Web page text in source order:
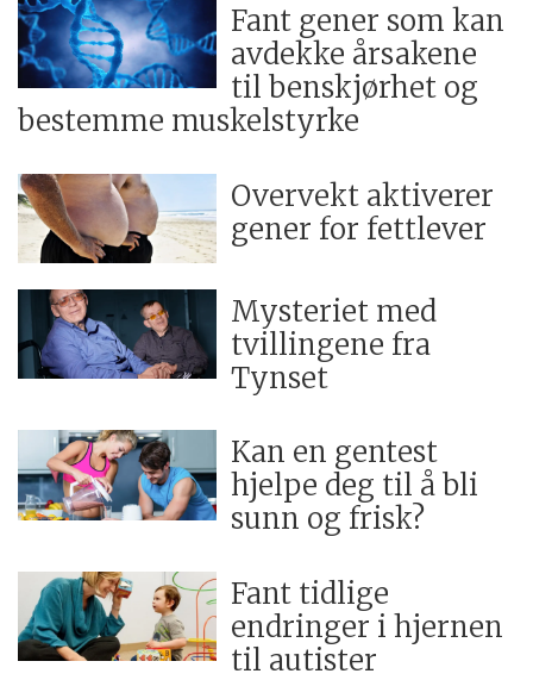
Fant gener som kan
avdekke årsakene
til benskjørhet og
bestemme muskelstyrke
Overvekt aktiverer
gener for fettlever
Mysteriet med
tvillingene fra
Tynset
Kan en gentest
hjelpe deg til å bli
sunn og frisk?
Fant tidlige
endringer i hjernen
til autister